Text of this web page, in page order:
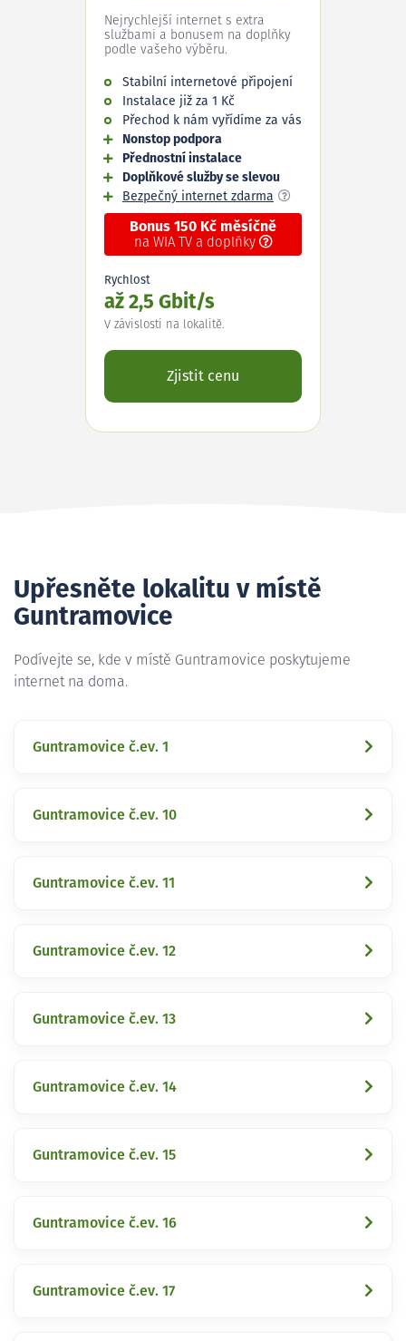
Nejrychlejší internet s extra
službami a bonusem na doplňky
podle vašeho výběru.
Stabilní internetové připojení
Instalace již za 1 Kč
Přechod k nám vyřídíme za vás
Nonstop podpora
Přednostní instalace
Doplňkové služby se slevou
Bezpečný internet zdarma
Bonus 150 Kč měsíčně
na WIA TV a doplňky
Rychlost
až 2,5 Gbit/s
V závislosti na lokalitě.
Zjistit cenu
Upřesněte lokalitu v místě
Guntramovice
Podívejte se, kde v místě Guntramovice poskytujeme
internet na doma.
Guntramovice č.ev. 1
Guntramovice č.ev. 10
Guntramovice č.ev. 11
Guntramovice č.ev. 12
Guntramovice č.ev. 13
Guntramovice č.ev. 14
Guntramovice č.ev. 15
Guntramovice č.ev. 16
Guntramovice č.ev. 17